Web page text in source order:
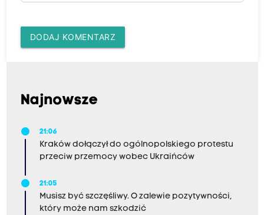
DODAJ KOMENTARZ
Najnowsze
21:06
Kraków dołączył do ogólnopolskiego protestu
przeciw przemocy wobec Ukraińców
21:05
Musisz być szczęśliwy. O zalewie pozytywności,
który może nam szkodzić